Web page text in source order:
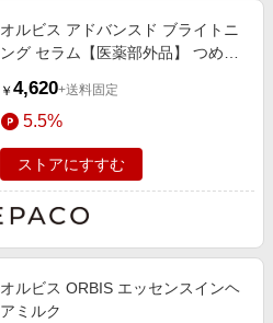
オルビス アドバンスド ブライトニ
ング セラム【医薬部外品】 つめか
￥ 4,620+送料固定
5.5%
ストアにすすむ
オルビス ORBIS エッセンスインヘ
アミルク